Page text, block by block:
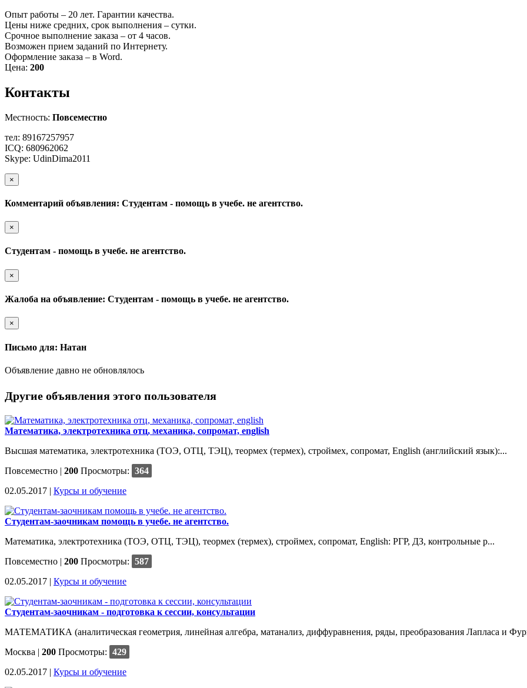
Опыт работы – 20 лет. Гарантии качества.
Цены ниже средних, срок выполнения – сутки.
Срочное выполнение заказа – от 4 часов.
Возможен прием заданий по Интернету.
Оформление заказа – в Word.
Цена: 200
Контакты
Местность: Повсеместно
тел: 89167257957
ICQ: 680962062
Skype: UdinDima2011
×
Комментарий объявления: Студентам - помощь в учебе. не агентство.
×
Студентам - помощь в учебе. не агентство.
×
Жалоба на объявление: Студентам - помощь в учебе. не агентство.
×
Письмо для: Натан
Объявление давно не обновлялось
Другие объявления этого пользователя
Математика, электротехника отц, механика, сопромат, english
Высшая математика, электротехника (ТОЭ, ОТЦ, ТЭЦ), теормех (термех), строймех, сопромат, English (английский язык):...
Повсеместно | 200 Просмотры: 364
02.05.2017 | Курсы и обучение
Студентам-заочникам помощь в учебе. не агентство.
Математика, электротехника (ТОЭ, ОТЦ, ТЭЦ), теормех (термех), строймех, сопромат, English: РГР, ДЗ, контрольные р...
Повсеместно | 200 Просмотры: 587
02.05.2017 | Курсы и обучение
Студентам-заочникам - подготовка к сессии, консультации
МАТЕМАТИКА (аналитическая геометрия, линейная алгебра, матанализ, диффуравнения, ряды, преобразования Лапласа и
Москва | 200 Просмотры: 429
02.05.2017 | Курсы и обучение